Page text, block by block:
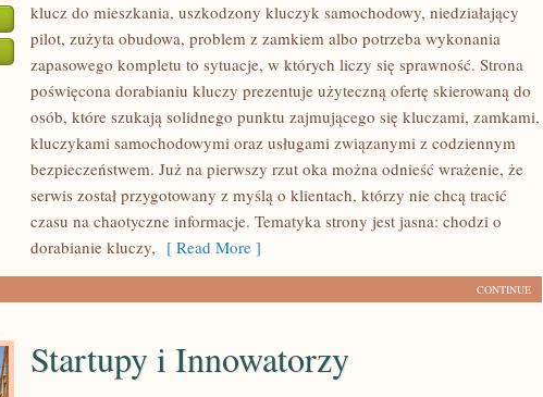
klucz do mieszkania, uszkodzony kluczyk samochodowy, niedziałający
pilot, zużyta obudowa, problem z zamkiem albo potrzeba wykonania
zapasowego kompletu to sytuacje, w których liczy się sprawność. Strona
poświęcona dorabianiu kluczy prezentuje użyteczną ofertę skierowaną do
osób, które szukają solidnego punktu zajmującego się kluczami, zamkami,
kluczykami samochodowymi oraz usługami związanymi z codziennym
bezpieczeństwem. Już na pierwszy rzut oka można odnieść wrażenie, że
serwis został przygotowany z myślą o klientach, którzy nie chcą tracić
czasu na chaotyczne informacje. Tematyka strony jest jasna: chodzi o
dorabianie kluczy, [ Read More ]
CONTINUE
Startupy i Innowatorzy